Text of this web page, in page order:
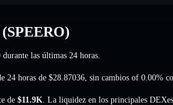
(SPEERO)
durante las últimas 24 horas.
24 horas de $28.87036 sin cambios of 0.00%
de $11.9K . La liquidez en los principales